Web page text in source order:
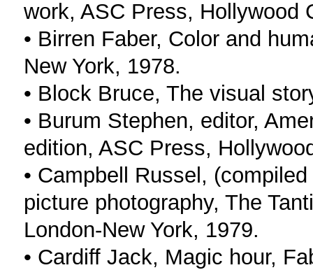
work, ASC Press, Hollywood
• Birren Faber, Color and
New York, 1978.
• Block Bruce, The visual
• Burum Stephen, editor,
edition, ASC Press,
• Campbell Russel,
picture photography, The
London-New York, 1979.
• Cardiff Jack, Magic hour,